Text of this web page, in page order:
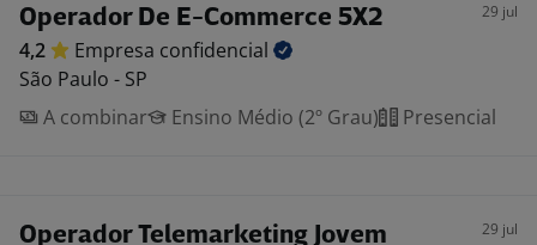
Operador De E-Commerce 5X2 29 jul
4,2 Empresa confidencial
São Paulo - SP
A combinar
Ensino Médio (2º Grau) Presencial
Operador Telemarketing Jovem
29 jul